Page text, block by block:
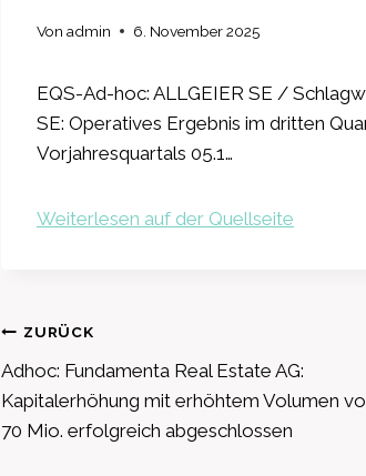
Von admin 6. November 2025
EQS-Ad-hoc: ALLGEIER SE /
SE: Operatives Ergebnis im dritten
Vorjahresquartals 05.1…
Weiterlesen auf der Quellseite
Beitragsnavigation
ZURÜCK
Adhoc: Fundamenta Real Estate AG:
Kapitalerhöhung mit erhöhtem Volumen
70 Mio. erfolgreich abgeschlossen